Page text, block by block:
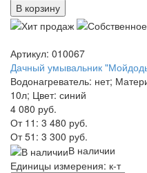
В корзину
Артикул: 010067
Дачный умывальник
Водонагреватель: нет;
10л; Цвет: синий
4 080 руб.
От 11: 3 480 руб.
От 51: 3 300 руб.
В наличии
Единицы измерения: к-т